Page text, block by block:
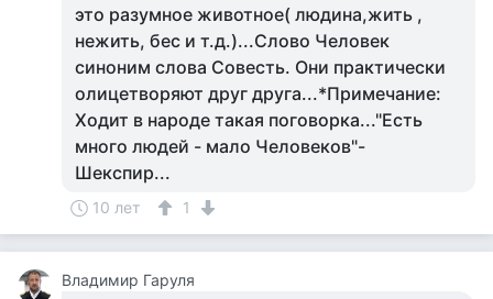
это разумное животное( людина,жить ,
нежить, бес и т.д.)...Слово Человек
синоним слова Совесть. Они практически
олицетворяют друг друга...*Примечание:
Ходит в народе такая поговорка..."Есть
много людей - мало Человеков"-
Шекспир...
10 лет 1
Владимир Гаруля